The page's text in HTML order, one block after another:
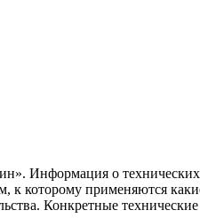
Информация о технических
к которому применяются
Конкретные